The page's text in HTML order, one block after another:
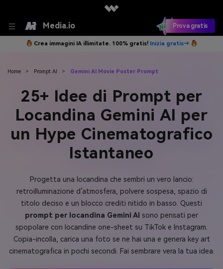
Media.io Prova gratis
Crea immagini IA illimitate. 100% gratis! Inizia gratis→
Home > Prompt AI > Gemini AI Movie Poster Prompt
25+ Idee di Prompt per
Locandina Gemini AI per
un Hype Cinematografico
Istantaneo
Progetta una locandina che sembri un vero lancio:
retroilluminazione d’atmosfera, polvere sospesa, spazio di
titolo deciso e un blocco crediti nitido in basso. Questi
prompt per locandina Gemini AI sono pensati per
spopolare con locandine one-sheet su TikTok e Instagram.
Copia-incolla, carica una foto se ne hai una e genera key art
cinematografica in pochi secondi. Fai sembrare vera la tua idea.